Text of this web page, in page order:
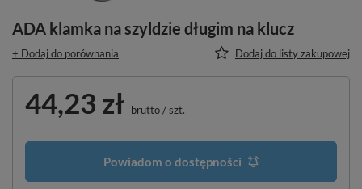
ADA klamka na szyldzie długim na klucz
+ Dodaj do porównania Dodaj do listy zakupowej
44,23 zł brutto/szt.
Powiadom o dostępności